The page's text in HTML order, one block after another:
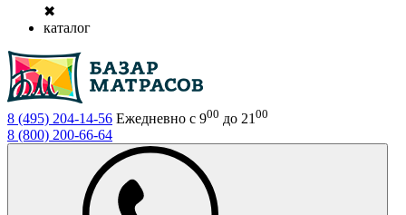
✖
каталог
8 (495) 204-14-56 Ежедневно с 900 до 21 00
8 (800) 200-66-64